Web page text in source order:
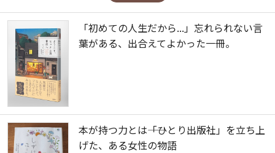
「初めての人生だから...」忘れられない言
葉がある、出合えてよかった一冊。
本が持つ力とは――「ひとり出版社」を立ち上
げた、ある女性の物語